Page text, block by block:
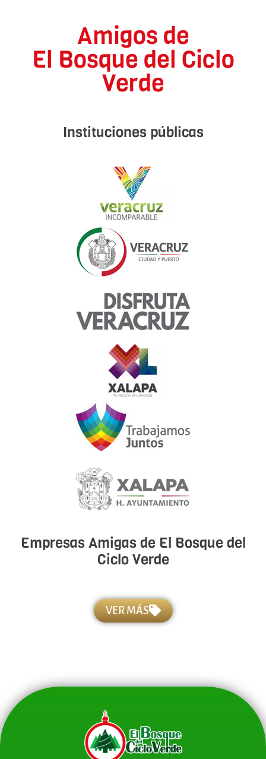
Amigos de
El Bosque del Ciclo
Verde
Instituciones públicas
Empresas Amigas de El Bosque del
Ciclo Verde
VER MÁS